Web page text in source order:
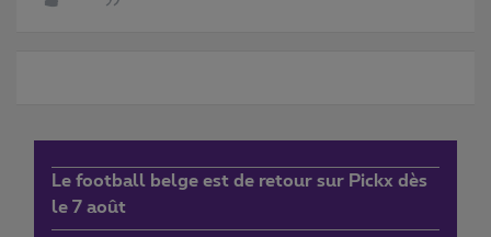
Le football belge est de retour sur Pickx dès
le 7 août